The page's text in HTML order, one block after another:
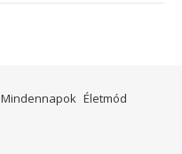
Mindennapok Életmód